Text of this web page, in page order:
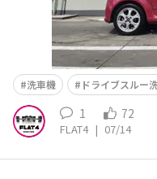
洗車機 ドライブスルー
1 72
FLAT4 | 07/14